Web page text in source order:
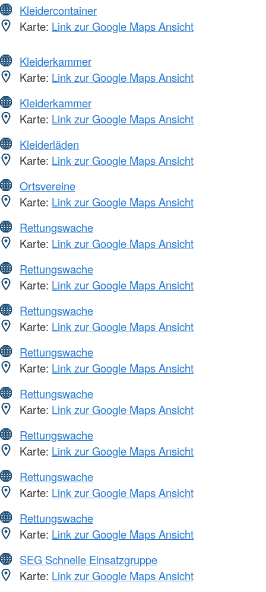
Kleidercontainer
Karte: Link zur Google Maps Ansicht
Kleiderkammer
Karte: Link zur Google Maps Ansicht
Kleiderkammer
Karte: Link zur Google Maps Ansicht
Kleiderläden
Karte: Link zur Google Maps Ansicht
Ortsvereine
Karte: Link zur Google Maps Ansicht
Rettungswache
Karte: Link zur Google Maps Ansicht
Rettungswache
Karte: Link zur Google Maps Ansicht
Rettungswache
Karte: Link zur Google Maps Ansicht
Rettungswache
Karte: Link zur Google Maps Ansicht
Rettungswache
Karte: Link zur Google Maps Ansicht
Rettungswache
Karte: Link zur Google Maps Ansicht
Rettungswache
Karte: Link zur Google Maps Ansicht
Rettungswache
Karte: Link zur Google Maps Ansicht
SEG Schnelle Einsatzgruppe
Karte: Link zur Google Maps Ansicht